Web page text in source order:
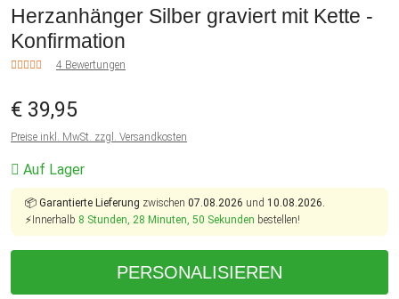
Herzanhänger Silber graviert mit Kette -
Konfirmation
4 Bewertungen
€ 39,95
Preise inkl. MwSt. zzgl. Versandkosten
Auf Lager
📦 Garantierte Lieferung zwischen 07.08.2026 und 10.08.2026.
⚡Innerhalb 8 Stunden, 28 Minuten, 49 Sekunden bestellen!
PERSONALISIEREN